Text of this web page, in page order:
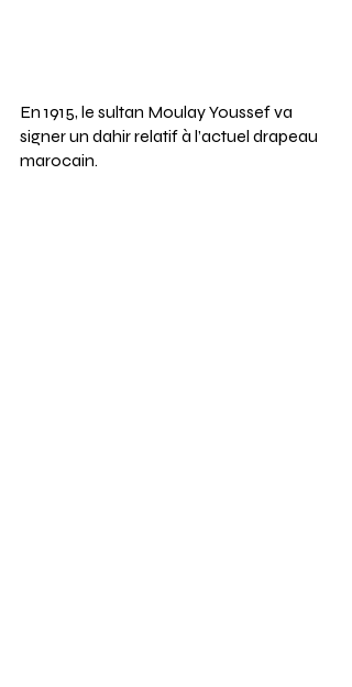
En 1915, le sultan Moulay Youssef va
signer un dahir relatif à l’actuel drapeau
marocain.